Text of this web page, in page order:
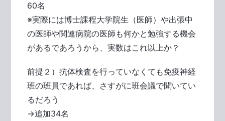
60名
※実際には博士課程大学院生（医師）や出張中
の医師や関連病院の医師も何かと勉強する機会
があるであろうから、実数はこれ以上か？
前提２）抗体検査を行っていなくても免疫神経
班の班員であれば、さすがに班会議で聞いてい
るだろう
→追加34名